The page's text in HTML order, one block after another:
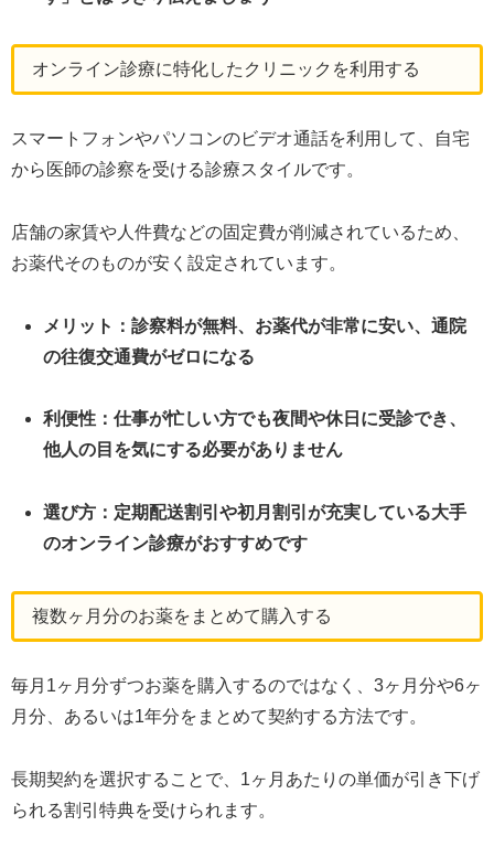
オンライン診療に特化したクリニックを利用する
スマートフォンやパソコンのビデオ通話を利用して、自宅
から医師の診察を受ける診療スタイルです。
店舗の家賃や人件費などの固定費が削減されているため、
お薬代そのものが安く設定されています。
メリット：診察料が無料、お薬代が非常に安い、通院
の往復交通費がゼロになる
利便性：仕事が忙しい方でも夜間や休日に受診でき、
他人の目を気にする必要がありません
選び方：定期配送割引や初月割引が充実している大手
のオンライン診療がおすすめです
複数ヶ月分のお薬をまとめて購入する
毎月1ヶ月分ずつお薬を購入するのではなく、3ヶ月分や6ヶ
月分、あるいは1年分をまとめて契約する方法です。
長期契約を選択することで、1ヶ月あたりの単価が引き下げ
られる割引特典を受けられます。